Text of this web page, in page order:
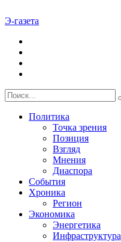
Э-газета
Политика
Точка зрения
Позиция
Взгляд
Мнения
Диаспора
События
Хроника
Регион
Экономика
Энергетика
Инфраструктура